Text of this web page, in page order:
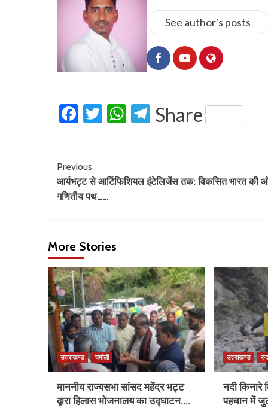
See author's posts
Facebook
Twitter
WhatsApp
Telegram
Share
Previous
आर्यभट्ट से आर्टिफिशियल इंटेलिजेंस तक: विकसित भारत की
गणितीय पथ……
More Stories
उत्तराखण्ड चमोली
माननीय राज्यसभा सांसद महेंद्र भट्ट
द्वारा हिलास भोजनालय का उद्घाटन….
उत्तराखण्ड
नदी किनारे
पहचान में